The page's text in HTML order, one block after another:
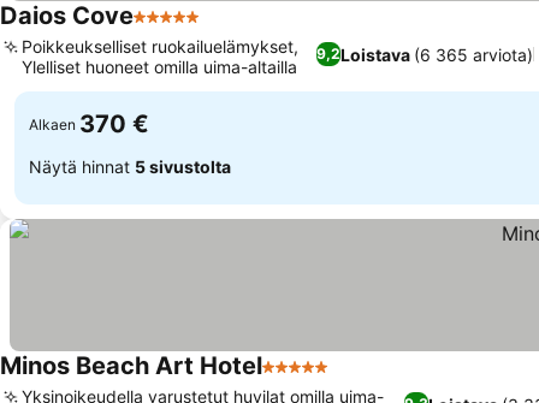
Daios Cove5 Tähtiluokitus
9,2Loistava (6 365 arviota)
Poikkeukselliset ruokailuelämykset,
Ylelliset huoneet omilla uima-altailla
Alkaen 370 €
Näytä hinnat 5 sivustolta
Minos Beach Art Hotel5 Tähtiluokitus
Yksinoikeudella varustetut huvilat omilla uima-